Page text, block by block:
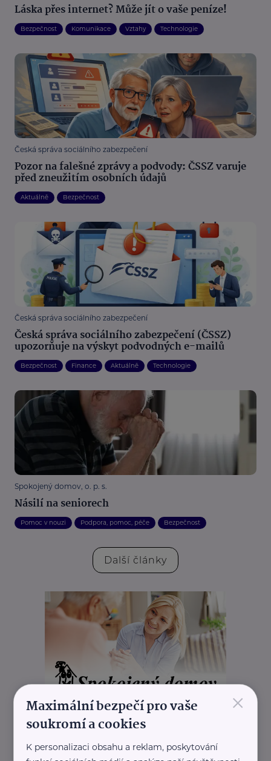
Láska přes internet? Může jít o vaše peníze!
Bezpečnost Komunikace Vztahy Technologie
Česká správa sociálního zabezpečení
Pozor na falešné zprávy a podvody: ČSSZ varuje
před zneužitím osobních údajů
Aktuálně Bezpečnost
Česká správa sociálního zabezpečení
Česká správa sociálního zabezpečení (ČSSZ)
upozorňuje na výskyt podvodných e-mailů
Bezpečnost Finance Aktuálně Technologie
Spokojený domov, o. p. s.
Násilí na seniorech
Pomoc v nouzi Podpora, pomoc, péče Bezpečnost
Další články
×
Maximální bezpečí pro vaše
soukromí a cookies
K personalizaci obsahu a reklam, poskytování